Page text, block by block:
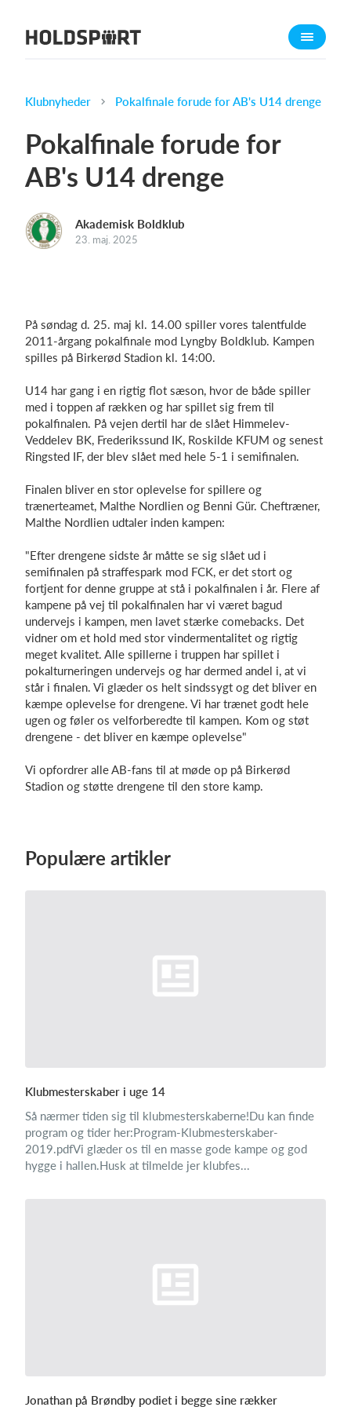
Om Holdsport
Presseomtale
Funktioner
Kontingentopkrævning
Hvad koster det?
Log på
Klubnyheder Pokalfinale forude for AB's U14 drenge
Pokalfinale forude for
AB's U14 drenge
Akademisk Boldklub
23. maj. 2025
På søndag d. 25. maj kl. 14.00 spiller vores talentfulde
2011-årgang pokalfinale mod Lyngby Boldklub. Kampen
spilles på Birkerød Stadion kl. 14:00.
U14 har gang i en rigtig flot sæson, hvor de både spiller
med i toppen af rækken og har spillet sig frem til
pokalfinalen. På vejen dertil har de slået Himmelev-
Veddelev BK, Frederikssund IK, Roskilde KFUM og senest
Ringsted IF, der blev slået med hele 5-1 i semifinalen.
Finalen bliver en stor oplevelse for spillere og
trænerteamet, Malthe Nordlien og Benni Gür. Cheftræner,
Malthe Nordlien udtaler inden kampen:
"Efter drengene sidste år måtte se sig slået ud i
semifinalen på straffespark mod FCK, er det stort og
fortjent for denne gruppe at stå i pokalfinalen i år. Flere af
kampene på vej til pokalfinalen har vi været bagud
undervejs i kampen, men lavet stærke comebacks. Det
vidner om et hold med stor vindermentalitet og rigtig
meget kvalitet. Alle spillerne i truppen har spillet i
pokalturneringen undervejs og har dermed andel i, at vi
står i finalen. Vi glæder os helt sindssygt og det bliver en
kæmpe oplevelse for drengene. Vi har trænet godt hele
ugen og føler os velforberedte til kampen. Kom og støt
drengene - det bliver en kæmpe oplevelse"
Vi opfordrer alle AB-fans til at møde op på Birkerød
Stadion og støtte drengene til den store kamp.
Populære artikler
Klubmesterskaber i uge 14
Så nærmer tiden sig til klubmesterskaberne!Du kan finde
program og tider her:Program-Klubmesterskaber-
2019.pdfVi glæder os til en masse gode kampe og god
hygge i hallen.Husk at tilmelde jer klubfes...
Jonathan på Brøndby podiet i begge sine rækker